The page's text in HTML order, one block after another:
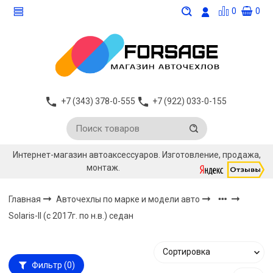
0 0
+7 (343) 378-0-555 +7 (922) 033-0-155
Интернет-магазин автоаксессуаров. Изготовление, продажа,
монтаж.
Главная
Авточехлы по марке и модели авто
Solaris-II (с 2017г. по н.в.) седан
Фильтр (0)